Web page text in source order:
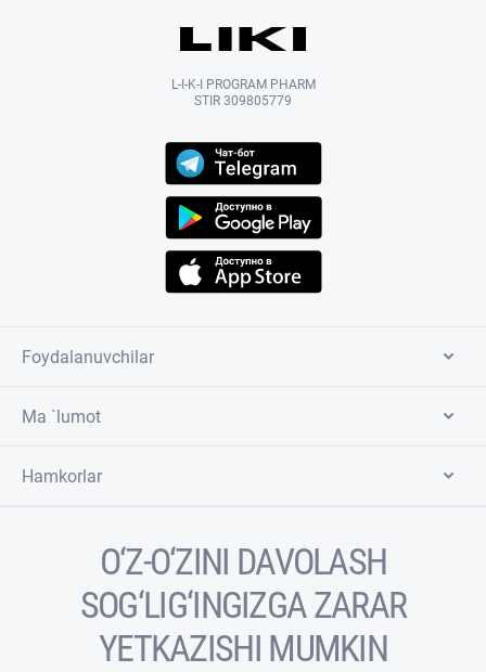
L-I-K-I PROGRAM PHARM
STIR 309805779
Foydalanuvchilar
Ma `lumot
Hamkorlar
O‘Z-O‘ZINI DAVOLASH
SOG‘LIG‘INGIZGA ZARAR
YETKAZISHI MUMKIN